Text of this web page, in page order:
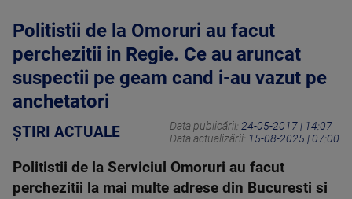
Politistii de la Omoruri au facut
perchezitii in Regie. Ce au aruncat
suspectii pe geam cand i-au vazut pe
anchetatori
ȘTIRI ACTUALE Data publicării: 24-05-2017 | 14:07
Data actualizării: 15-08-2025 | 07:00
Politistii de la Serviciul Omoruri au facut
perchezitii la mai multe adrese din Bucuresti si